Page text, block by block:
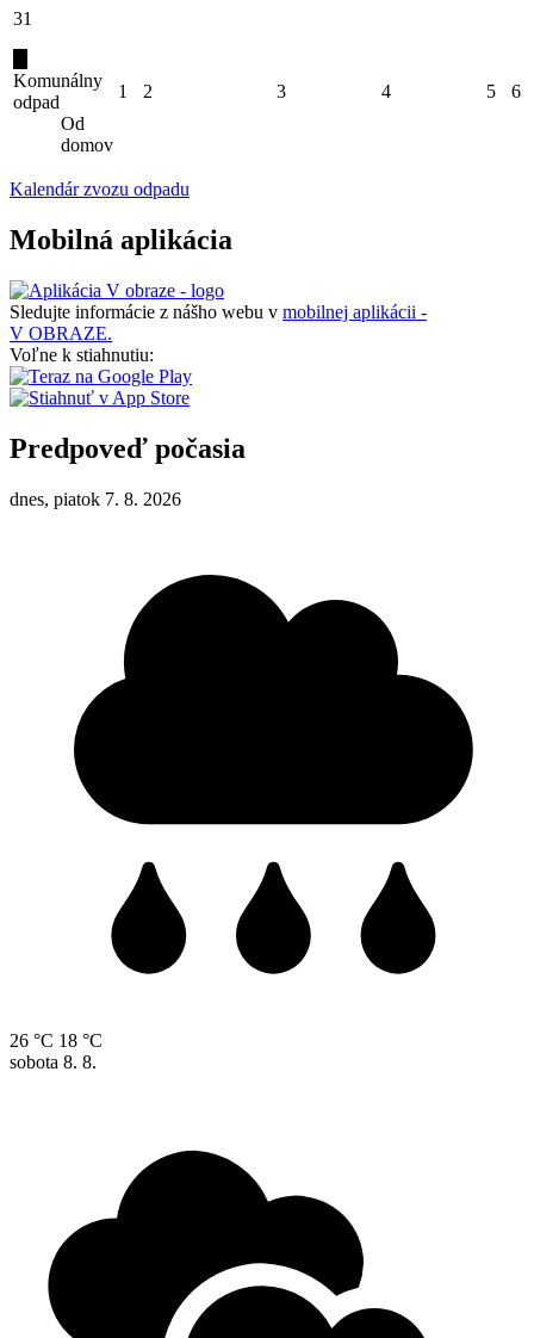
31
Komunálny
odpad
Od
domov
1 2 3 4 5 6
Kalendár zvozu odpadu
Mobilná aplikácia
Sledujte informácie z nášho webu v mobilnej aplikácii -
V OBRAZE.
Voľne k stiahnutiu:
Predpoveď počasia
dnes, piatok 7. 8. 2026
26 °C 18 °C
sobota 8. 8.